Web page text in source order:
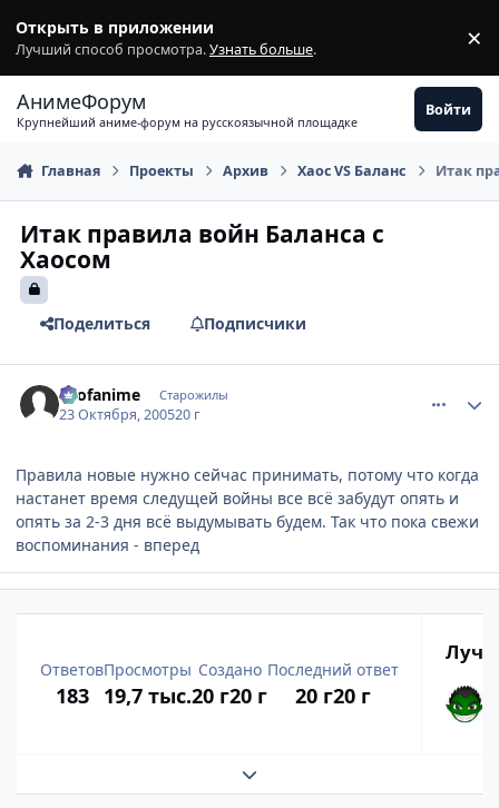
Открыть в приложении
Лучший способ просмотра.Узнать больше. ×
АнимеФорум
Крупнейший аниме-форум на русскоязычной площадке
Войти
Главная Проекты Архив Хаос VS Баланс Итак
Итак правила войн Баланса с
Хаосом
Поделиться Подписчики
allofanime Старожилы
23 Октября, 200520 г
Правила новые нужно сейчас принимать, потому что когда
настанет время следущей войны все всё забудут опять и
опять за 2-3 дня всё выдумывать будем. Так что пока свежи
воспоминания - вперед
Ответов
183
Просмотры
19,7 тыс.
Создано
20 г20 г
Последний ответ
20 г20 г
Развернуть обзор темы